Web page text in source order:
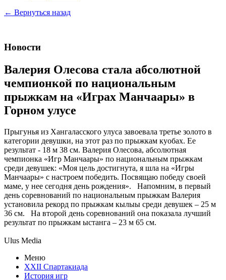
← Вернуться назад
Новости
Валерия Олесова стала абсолютной
чемпионкой по национальным
прыжкам на «Играх Манчаары» в
Горном улусе
Прыгунья из Хангаласского улуса завоевала третье золото в
категории девушки, на этот раз по прыжкам куобах. Ее
результат - 18 м 38 см. Валерия Олесова, абсолютная
чемпионка «Игр Манчаары» по национальным прыжкам
среди девушек: «Моя цель достигнута, я шла на «Игры
Манчаары» с настроем победить. Посвящаю победу своей
маме, у нее сегодня день рождения». Напомним, в первый
день соревнований по национальным прыжкам Валерия
установила рекорд по прыжкам кылыы среди девушек – 25 м
36 см. На второй день соревнований она показала лучший
результат по прыжкам ыстанга – 23 м 65 см.
Ulus Media
Меню
XXII Спартакиада
История игр